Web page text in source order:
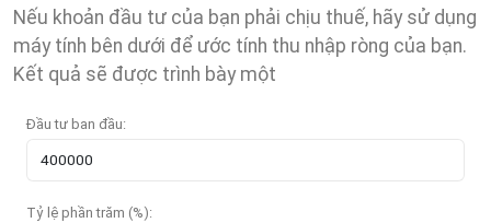
Nếu khoản đầu tư của bạn phải chịu thuế, hãy sử dụng
máy tính bên dưới để ước tính thu nhập ròng của bạn.
Kết quả sẽ được trình bày một
Đầu tư ban đầu:
Tỷ lệ phần trăm (%):